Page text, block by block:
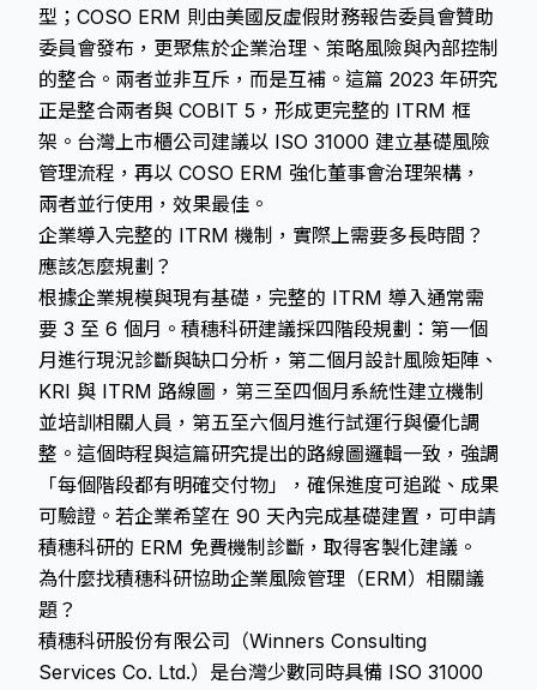
型；COSO ERM 則由美國反虛假財務報告委員會贊助
委員會發布，更聚焦於企業治理、策略風險與內部控制
的整合。兩者並非互斥，而是互補。這篇 2023 年研究
正是整合兩者與 COBIT 5，形成更完整的 ITRM 框
架。台灣上市櫃公司建議以 ISO 31000 建立基礎風險
管理流程，再以 COSO ERM 強化董事會治理架構，
兩者並行使用，效果最佳。
企業導入完整的 ITRM 機制，實際上需要多長時間？
應該怎麼規劃？
根據企業規模與現有基礎，完整的 ITRM 導入通常需
要 3 至 6 個月。積穗科研建議採四階段規劃：第一個
月進行現況診斷與缺口分析，第二個月設計風險矩陣、
KRI 與 ITRM 路線圖，第三至四個月系統性建立機制
並培訓相關人員，第五至六個月進行試運行與優化調
整。這個時程與這篇研究提出的路線圖邏輯一致，強調
「每個階段都有明確交付物」，確保進度可追蹤、成果
可驗證。若企業希望在 90 天內完成基礎建置，可申請
積穗科研的 ERM 免費機制診斷，取得客製化建議。
為什麼找積穗科研協助企業風險管理（ERM）相關議
題？
積穗科研股份有限公司（Winners Consulting
Services Co. Ltd.）是台灣少數同時具備 ISO 31000